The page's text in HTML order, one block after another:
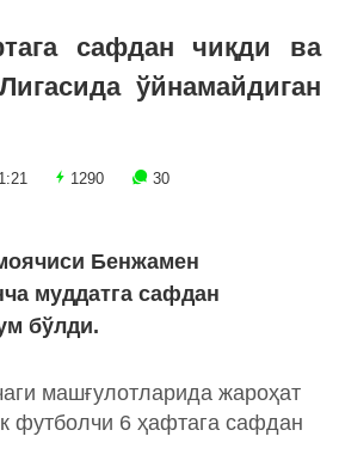
сафдан чиқди ва
ўйнамайдиган
1290 30
Бенжамен
муддатга сафдан
бўлди.
машғулотларида жароҳат
футболчи 6 ҳафтага сафдан